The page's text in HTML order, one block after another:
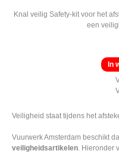
Knal veilig Safety-kit voor het
een
In
Veiligheid staat tijdens het
Vuurwerk Amsterdam beschikt
veiligheidsartikelen. Hieronder